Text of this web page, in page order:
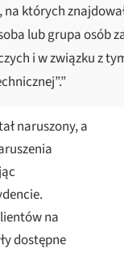
których
lub grupa osób
i w związku z
naruszony, a
na
dostępne